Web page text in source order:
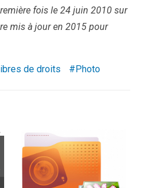
fois le 24 juin 2010 sur
mis à jour en 2015 pour
libres de droits Photo